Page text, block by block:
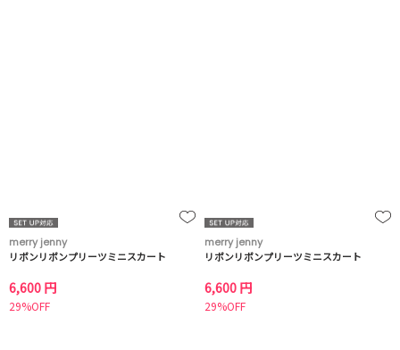
merry jenny
リボンリボンプリーツミニスカート
6,600 円
29%OFF
merry jenny
リボンリボンプリーツミニスカート
6,600 円
29%OFF